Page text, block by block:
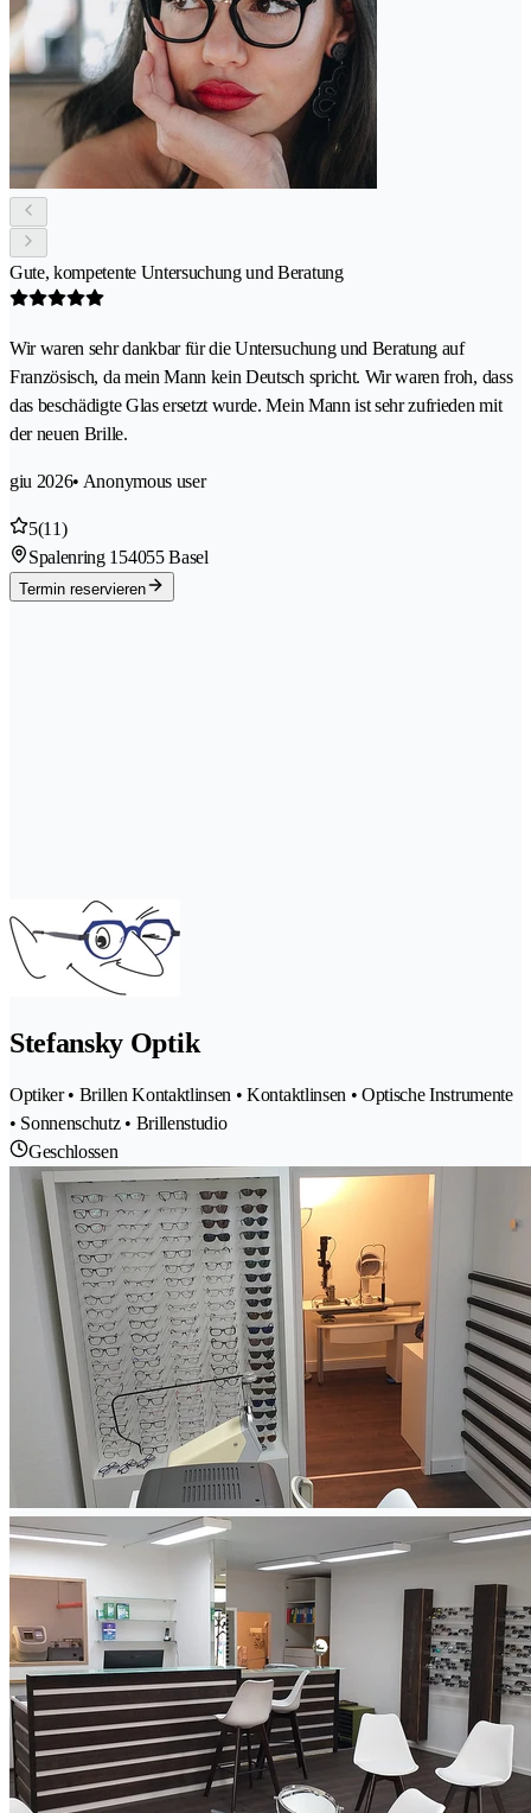
Gute, kompetente Untersuchung und Beratung
Wir waren sehr dankbar für die Untersuchung und Beratung auf
Französisch, da mein Mann kein Deutsch spricht. Wir waren froh, dass
das beschädigte Glas ersetzt wurde. Mein Mann ist sehr zufrieden mit
der neuen Brille.
giu 2026• Anonymous user
5(11)
Spalenring 154055 Basel
Termin reservieren
Stefansky Optik
Optiker • Brillen Kontaktlinsen • Kontaktlinsen • Optische Instrumente
• Sonnenschutz • Brillenstudio
Geschlossen